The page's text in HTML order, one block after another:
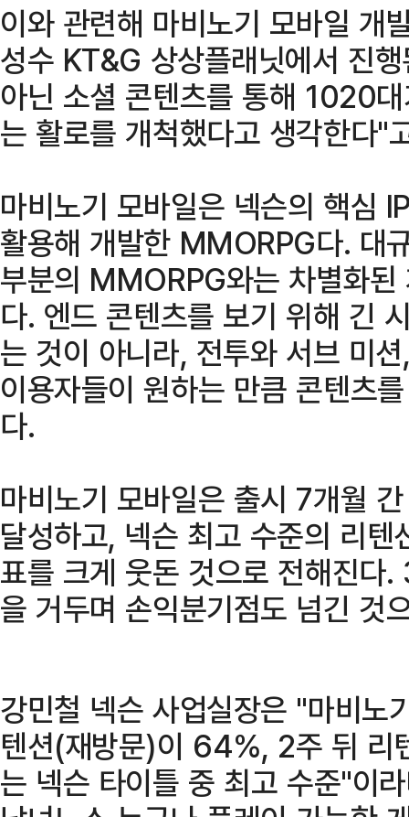
이와 관련해 마비노기 모바일 개
성수 KT&G 상상플래닛에서 진
아닌 소셜 콘텐츠를 통해 1020
는 활로를 개척했다고 생각한다"
마비노기 모바일은 넥슨의 핵심
활용해 개발한 MMORPG다. 대
부분의 MMORPG와는 차별화
다. 엔드 콘텐츠를 보기 위해 긴
는 것이 아니라, 전투와 서브 미
이용자들이 원하는 만큼 콘텐츠
다.
마비노기 모바일은 출시 7개월
달성하고, 넥슨 최고 수준의 리
표를 크게 웃돈 것으로 전해진
을 거두며 손익분기점도 넘긴 것
강민철 넥슨 사업실장은 "마비노
텐션(재방문)이 64%, 2주 뒤 리
는 넥슨 타이틀 중 최고 수준"이